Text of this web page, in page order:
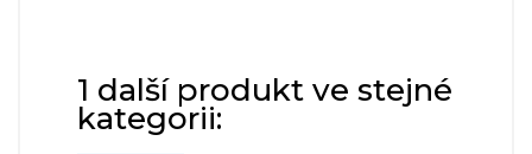
1 další produkt ve stejné
kategorii: